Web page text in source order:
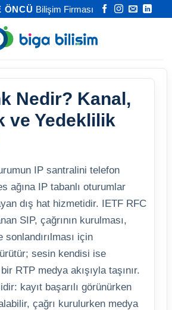
ÖNCÜ Bilişim Firması
Nedir? Kanal,
ve Yedeklilik
IP santralini telefon
ağına IP tabanlı oturumlar
dış hat hizmetidir. IETF RFC
SIP, çağrının kurulması,
için
sesin kendisi ise
RTP medya akışıyla taşınır.
kayıt başarılı görünürken
çağrı kurulurken medya